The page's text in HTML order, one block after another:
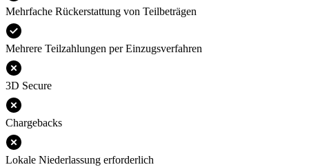
Mehrfache Rückerstattung von Teilbeträgen
Mehrere Teilzahlungen per Einzugsverfahren
3D Secure
Chargebacks
Lokale Niederlassung erforderlich